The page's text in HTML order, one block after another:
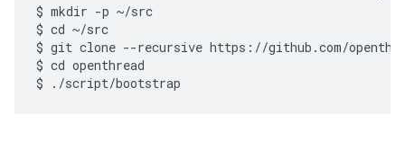
$ mkdir -p ~/src
$ cd ~/src
$ git clone --recursive https://github.com/
$ cd openthread